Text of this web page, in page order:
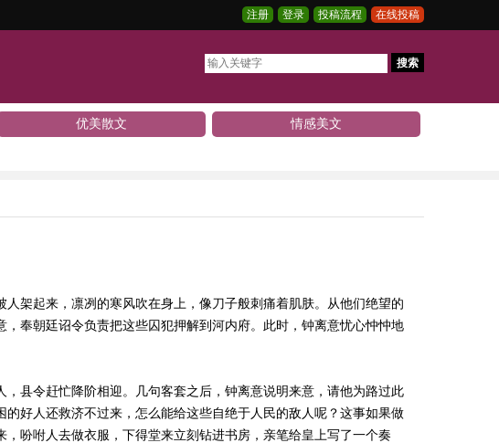
注册 登录 投稿流程 在线投稿
搜索
优美散文 情感美文
架起来，凛冽的寒风吹在身上，像刀子般刺痛着肌肤。从他们绝望的
奉朝廷诏令负责把这些囚犯押解到河内府。此时，钟离意忧心忡忡地
县令赶忙降阶相迎。几句客套之后，钟离意说明来意，请他为路过此
好人还救济不过来，怎么能给这些自绝于人民的敌人呢？这事如果做
吩咐人去做衣服，下得堂来立刻钻进书房，亲笔给皇上写了一个奏